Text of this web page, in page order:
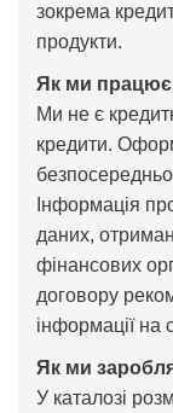
зокрема
продукти.
Як ми
Ми не є
кредити.
Інформація
даних,
фінансових
договору
інформації на
Як ми
У каталозі